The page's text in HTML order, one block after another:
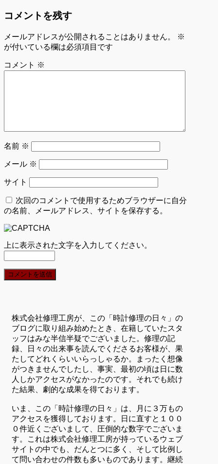
コメントを残す
メールアドレスが公開されることはありません。
※
が付いている欄は必須項目です
コメント ※
名前 ※
メール ※
サイト
次回のコメントで使用するためブラウザーに自分
の名前、メールアドレス、サイトを保存する。
上に表示された文字を入力してください。
株式会社修理工房が、この「時計修理の日々」の
ブログに取り組み始めたとき、在籍していたスタ
ッフはみな半信半疑でございました。修理の記
録、日々の出来事を読んでくださるお客様が、果
たしてどれくらいいらっしゃるか。まったく想像
がつきませんでしたし、事実、最初の頃は日に数
人しかアクセスがなかったのです。それでも続け
た結果、劇的な成果を得ております。
いま、この「時計修理の日々」は、月に３万もの
アクセスを獲得しております。日に直すと１００
０件近くございまして、圧倒的な数字でございま
す。これは株式会社修理工房が持っているウェブ
サイトの中でも、だんとつに多く、そして比例し
て問い合わせの件数も多いものであります。継続